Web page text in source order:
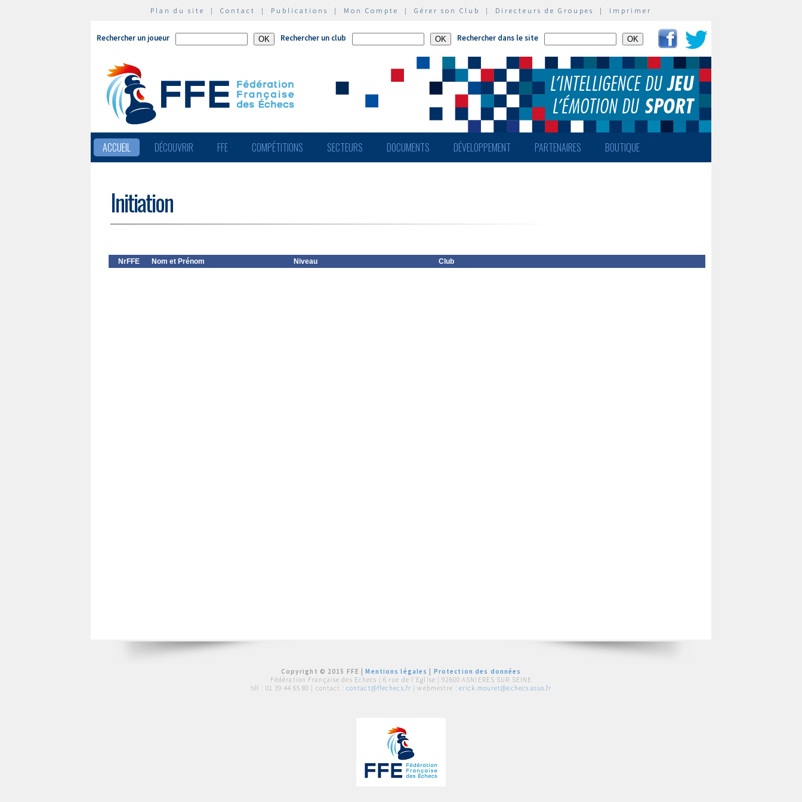
Plan du site | Contact | Publications | Mon Compte | Gérer son Club | Directeurs de Groupes | Imprimer
Rechercher un joueur Rechercher un club Rechercher dans le site
ACCUEIL DÉCOUVRIR FFE COMPÉTITIONS SECTEURS DOCUMENTS DÉVELOPPEMENT PARTENAIRES BOUTIQUE
Initiation
NrFFE Nom et Prénom Niveau Club
Copyright © 2015 FFE |Mentions légales
Protection des données
Fédération Française des Echecs | 6 rue de l'Eglise | 92600 ASNIERES SUR SEINE
tél : 01 39 44 65 80 | contact : contact@ffechecs.fr | webmestre : erick.mouret@echecs.asso.fr